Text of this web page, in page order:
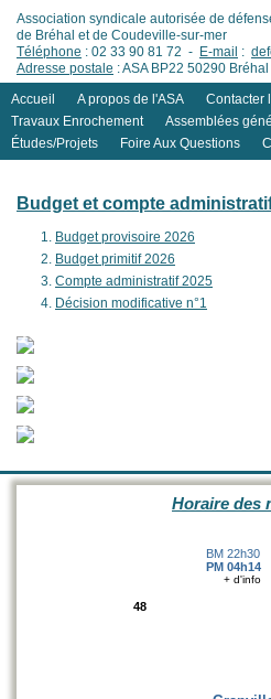
Association syndicale autorisée de
de Bréhal et de Coudeville-sur-mer
Téléphone : 02 33 90 81 72 - E-mail :
Adresse postale : ASA BP22 50290 Bréhal
Accueil
A propos de l'ASA Contacter
Travaux Enrochement
Assemblées
Études/Projets
Foire Aux Questions
Budget et compte
Budget provisoire 2026
Budget primitif 2026
Compte administratif 2025
Décision modificative n°1
Horaire des